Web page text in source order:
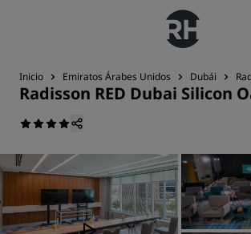
Inicio Emiratos Árabes Unidos Dubái
Radisson RED Dubai Silicon